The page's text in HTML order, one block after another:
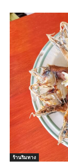
ร้านริมทาง